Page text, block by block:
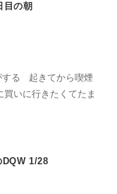
目の朝
する 起きてから喫煙
いに行きたくてたま
DQW 1/28